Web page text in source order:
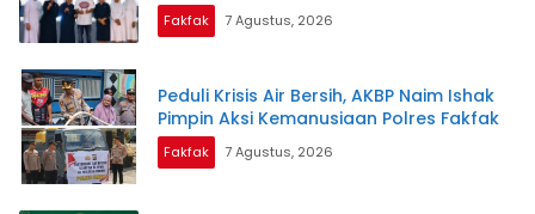
Fakfak 7 Agustus, 2026
Peduli Krisis Air Bersih, AKBP Naim Ishak
Pimpin Aksi Kemanusiaan Polres Fakfak
Fakfak 7 Agustus, 2026